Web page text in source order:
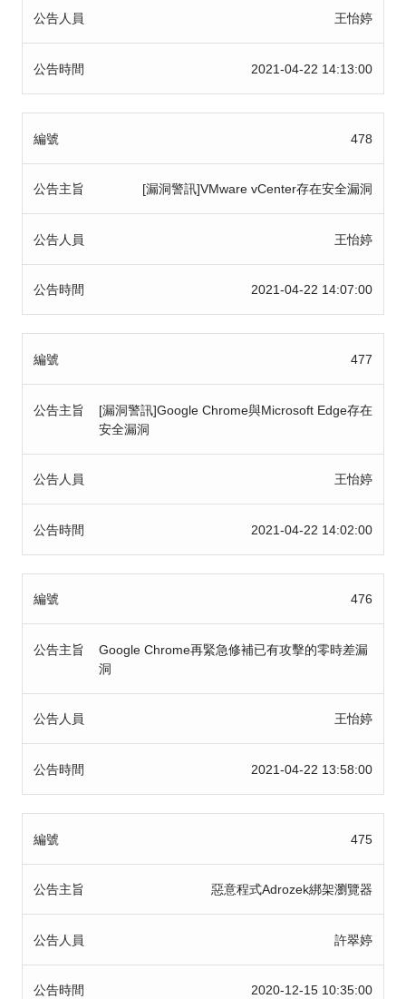
公告人員 王怡婷
公告時間 2021-04-22 14:13:00
編號 478
公告主旨 [漏洞警訊]VMware vCenter存在安全漏洞
公告人員 王怡婷
公告時間 2021-04-22 14:07:00
編號 477
公告主旨
[漏洞警訊]Google Chrome與Microsoft Edge存在
安全漏洞
公告人員 王怡婷
公告時間 2021-04-22 14:02:00
編號 476
公告主旨
Google Chrome再緊急修補已有攻擊的零時差漏
洞
公告人員 王怡婷
公告時間 2021-04-22 13:58:00
編號 475
公告主旨 惡意程式Adrozek綁架瀏覽器
公告人員 許翠婷
公告時間 2020-12-15 10:35:00